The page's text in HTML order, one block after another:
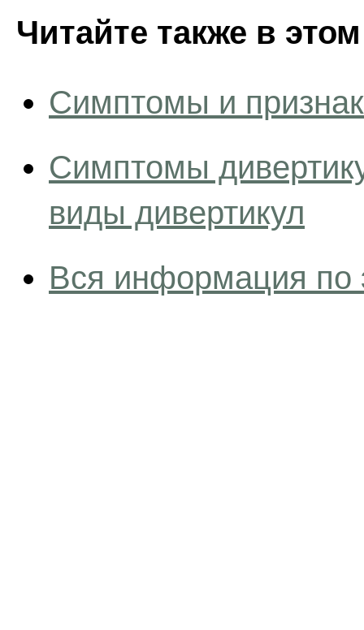
Читайте также в
Симптомы и
Симптомы
виды дивертикул
Вся информация по